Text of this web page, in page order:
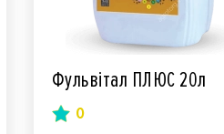
Фульвітал ПЛЮС 20л
0